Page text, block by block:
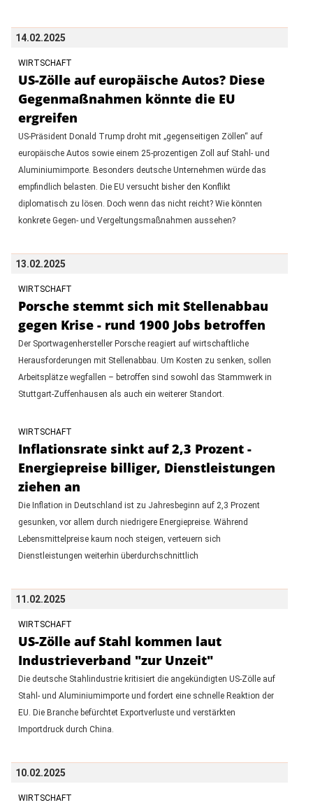
14.02.2025
WIRTSCHAFT
US-Zölle auf europäische Autos? Diese
Gegenmaßnahmen könnte die EU
ergreifen
US-Präsident Donald Trump droht mit „gegenseitigen Zöllen“ auf
europäische Autos sowie einem 25-prozentigen Zoll auf Stahl- und
Aluminiumimporte. Besonders deutsche Unternehmen würde das
empfindlich belasten. Die EU versucht bisher den Konflikt
diplomatisch zu lösen. Doch wenn das nicht reicht? Wie könnten
konkrete Gegen- und Vergeltungsmaßnahmen aussehen?
13.02.2025
WIRTSCHAFT
Porsche stemmt sich mit Stellenabbau
gegen Krise - rund 1900 Jobs betroffen
Der Sportwagenhersteller Porsche reagiert auf wirtschaftliche
Herausforderungen mit Stellenabbau. Um Kosten zu senken, sollen
Arbeitsplätze wegfallen – betroffen sind sowohl das Stammwerk in
Stuttgart-Zuffenhausen als auch ein weiterer Standort.
WIRTSCHAFT
Inflationsrate sinkt auf 2,3 Prozent -
Energiepreise billiger, Dienstleistungen
ziehen an
Die Inflation in Deutschland ist zu Jahresbeginn auf 2,3 Prozent
gesunken, vor allem durch niedrigere Energiepreise. Während
Lebensmittelpreise kaum noch steigen, verteuern sich
Dienstleistungen weiterhin überdurchschnittlich
11.02.2025
WIRTSCHAFT
US-Zölle auf Stahl kommen laut
Industrieverband "zur Unzeit"
Die deutsche Stahlindustrie kritisiert die angekündigten US-Zölle auf
Stahl- und Aluminiumimporte und fordert eine schnelle Reaktion der
EU. Die Branche befürchtet Exportverluste und verstärkten
Importdruck durch China.
10.02.2025
WIRTSCHAFT